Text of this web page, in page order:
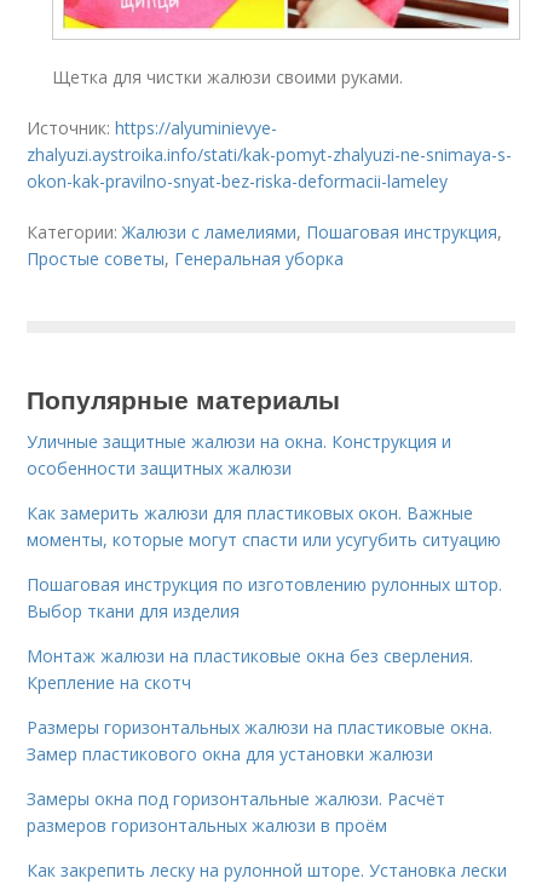
Щетка для чистки жалюзи своими руками.
Источник:https://alyuminievye-
zhalyuzi.aystroika.info/stati/kak-pomyt-zhalyuzi-ne-snimaya-s-
okon-kak-pravilno-snyat-bez-riska-deformacii-lameley
Категории:Жалюзи с ламелиями, Пошаговая инструкция,
Простые советы, Генеральная уборка
Популярные материалы
Уличные защитные жалюзи на окна. Конструкция и
особенности защитных жалюзи
Как замерить жалюзи для пластиковых окон. Важные
моменты, которые могут спасти или усугубить ситуацию
Пошаговая инструкция по изготовлению рулонных штор.
Выбор ткани для изделия
Монтаж жалюзи на пластиковые окна без сверления.
Крепление на скотч
Размеры горизонтальных жалюзи на пластиковые окна.
Замер пластикового окна для установки жалюзи
Замеры окна под горизонтальные жалюзи. Расчёт
размеров горизонтальных жалюзи в проём
Как закрепить леску на рулонной шторе. Установка лески